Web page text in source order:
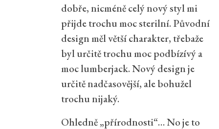
dobře, nicméně celý nový styl mi
přijde trochu moc sterilní. Původní
design měl větší charakter, třebaže
byl určitě trochu moc podbízívý a
moc lumberjack. Nový design je
určitě nadčasovější, ale bohužel
trochu nijaký.
Ohledně „přírodnosti“… No je to